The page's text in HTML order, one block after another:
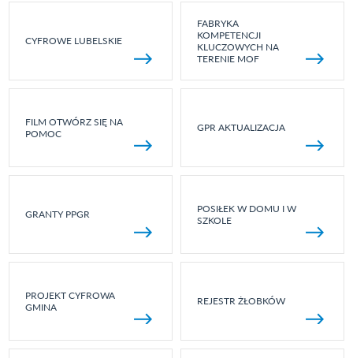
CYFROWE LUBELSKIE
FABRYKA
KOMPETENCJI
KLUCZOWYCH NA
TERENIE MOF
FILM OTWÓRZ SIĘ NA
POMOC
GPR AKTUALIZACJA
GRANTY PPGR
POSIŁEK W DOMU I W
SZKOLE
PROJEKT CYFROWA
GMINA
REJESTR ŻŁOBKÓW